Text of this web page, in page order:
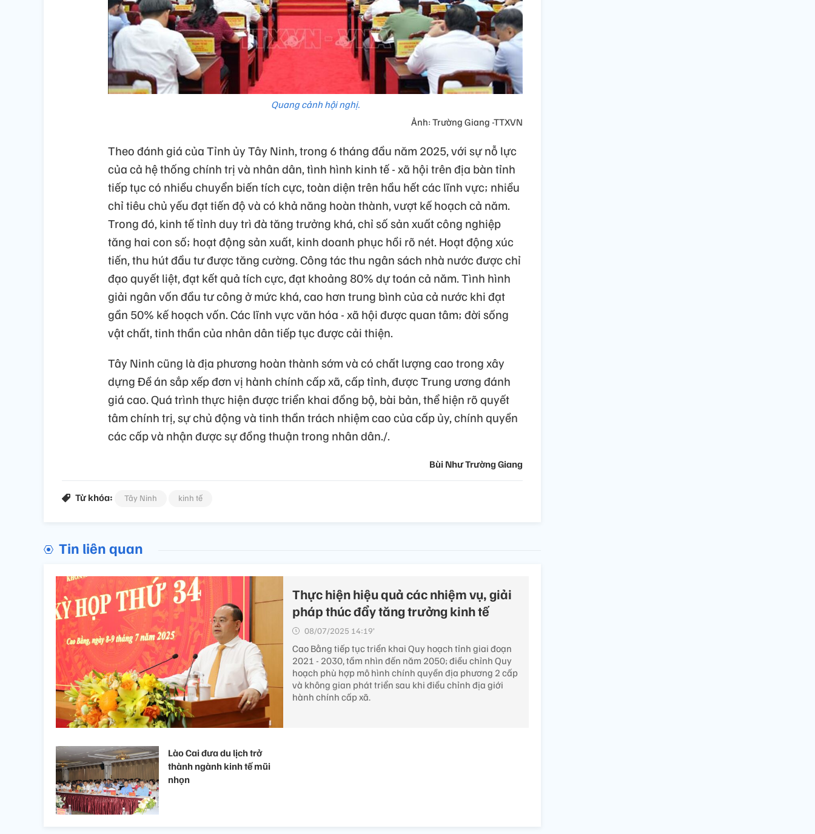
Quang cảnh hội nghị.
Ảnh: Trường Giang -TTXVN
Theo đánh giá của Tỉnh ủy Tây Ninh, trong 6 tháng đầu năm 2025, với sự nỗ lực
của cả hệ thống chính trị và nhân dân, tình hình kinh tế - xã hội trên địa bàn tỉnh
tiếp tục có nhiều chuyển biến tích cực, toàn diện trên hầu hết các lĩnh vực; nhiều
chỉ tiêu chủ yếu đạt tiến độ và có khả năng hoàn thành, vượt kế hoạch cả năm.
Trong đó, kinh tế tỉnh duy trì đà tăng trưởng khá, chỉ số sản xuất công nghiệp
tăng hai con số; hoạt động sản xuất, kinh doanh phục hồi rõ nét. Hoạt động xúc
tiến, thu hút đầu tư được tăng cường. Công tác thu ngân sách nhà nước được chỉ
đạo quyết liệt, đạt kết quả tích cực, đạt khoảng 80% dự toán cả năm. Tình hình
giải ngân vốn đầu tư công ở mức khá, cao hơn trung bình của cả nước khi đạt
gần 50% kế hoạch vốn. Các lĩnh vực văn hóa - xã hội được quan tâm; đời sống
vật chất, tinh thần của nhân dân tiếp tục được cải thiện.
Tây Ninh cũng là địa phương hoàn thành sớm và có chất lượng cao trong xây
dựng Đề án sắp xếp đơn vị hành chính cấp xã, cấp tỉnh, được Trung ương đánh
giá cao. Quá trình thực hiện được triển khai đồng bộ, bài bản, thể hiện rõ quyết
tâm chính trị, sự chủ động và tinh thần trách nhiệm cao của cấp ủy, chính quyền
các cấp và nhận được sự đồng thuận trong nhân dân./.
Bùi Như Trường Giang
Từ khóa: Tây Ninh kinh tế
Tin liên quan
Thực hiện hiệu quả các nhiệm vụ, giải
pháp thúc đẩy tăng trưởng kinh tế
08/07/2025 14:19’
Cao Bằng tiếp tục triển khai Quy hoạch tỉnh giai đoạn
2021 - 2030, tầm nhìn đến năm 2050; điều chỉnh Quy
hoạch phù hợp mô hình chính quyền địa phương 2 cấp
và không gian phát triển sau khi điều chỉnh địa giới
hành chính cấp xã.
Lào Cai đưa du lịch trở
thành ngành kinh tế mũi
nhọn